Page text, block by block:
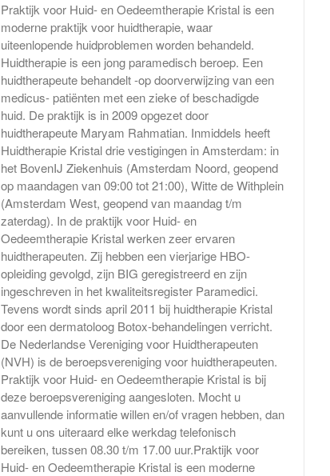
Praktijk voor Huid- en Oedeemtherapie Kristal is een
moderne praktijk voor huidtherapie, waar
uiteenlopende huidproblemen worden behandeld.
Huidtherapie is een jong paramedisch beroep. Een
huidtherapeute behandelt -op doorverwijzing van een
medicus- patiënten met een zieke of beschadigde
huid. De praktijk is in 2009 opgezet door
huidtherapeute Maryam Rahmatian. Inmiddels heeft
Huidtherapie Kristal drie vestigingen in Amsterdam: in
het BovenIJ Ziekenhuis (Amsterdam Noord, geopend
op maandagen van 09:00 tot 21:00), Witte de Withplein
(Amsterdam West, geopend van maandag t/m
zaterdag). In de praktijk voor Huid- en
Oedeemtherapie Kristal werken zeer ervaren
huidtherapeuten. Zij hebben een vierjarige HBO-
opleiding gevolgd, zijn BIG geregistreerd en zijn
ingeschreven in het kwaliteitsregister Paramedici.
Tevens wordt sinds april 2011 bij huidtherapie Kristal
door een dermatoloog Botox-behandelingen verricht.
De Nederlandse Vereniging voor Huidtherapeuten
(NVH) is de beroepsvereniging voor huidtherapeuten.
Praktijk voor Huid- en Oedeemtherapie Kristal is bij
deze beroepsvereniging aangesloten. Mocht u
aanvullende informatie willen en/of vragen hebben, dan
kunt u ons uiteraard elke werkdag telefonisch
bereiken, tussen 08.30 t/m 17.00 uur.Praktijk voor
Huid- en Oedeemtherapie Kristal is een moderne